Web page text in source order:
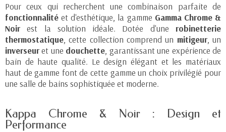
Pour ceux qui recherchent une combinaison parfaite de
fonctionnalité et d'esthétique, la gamme Gamma Chrome &
Noir est la solution idéale. Dotée d'une robinetterie
thermostatique , cette collection comprend un mitigeur, un
inverseuret une douchette , garantissant une expérience de
bain de haute qualité. Le design élégant et les matériaux
haut de gamme font de cette gamme un choix privilégié pour
une salle de bains sophistiquée et moderne.
Kappa Chrome & Noir : Design et
Performance